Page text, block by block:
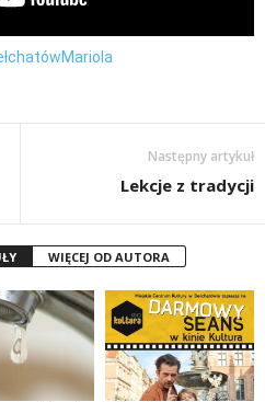
Mariola
Następny artykuł
Lekcje z tradycji
WIĘCEJ OD AUTORA